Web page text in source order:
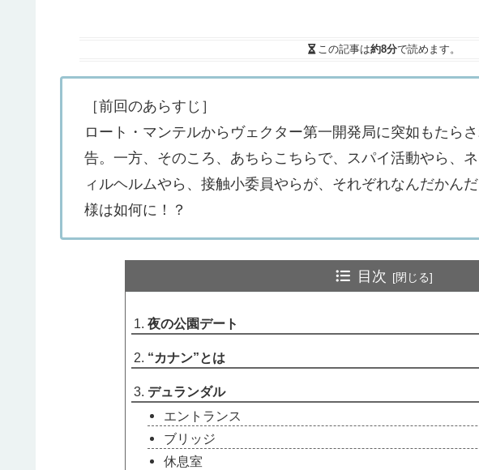
この記事は約8分で読めます。
［前回のあらすじ］
ロート・マンテルからヴェクター第一開発局に突如もたら
告。一方、そのころ、あちらこちらで、スパイ活動やら、
ィルヘルムやら、接触小委員やらが、それぞれなんだかん
様は如何に！？
目次
夜の公園デート
“カナン”とは
デュランダル
エントランス
ブリッジ
休息室